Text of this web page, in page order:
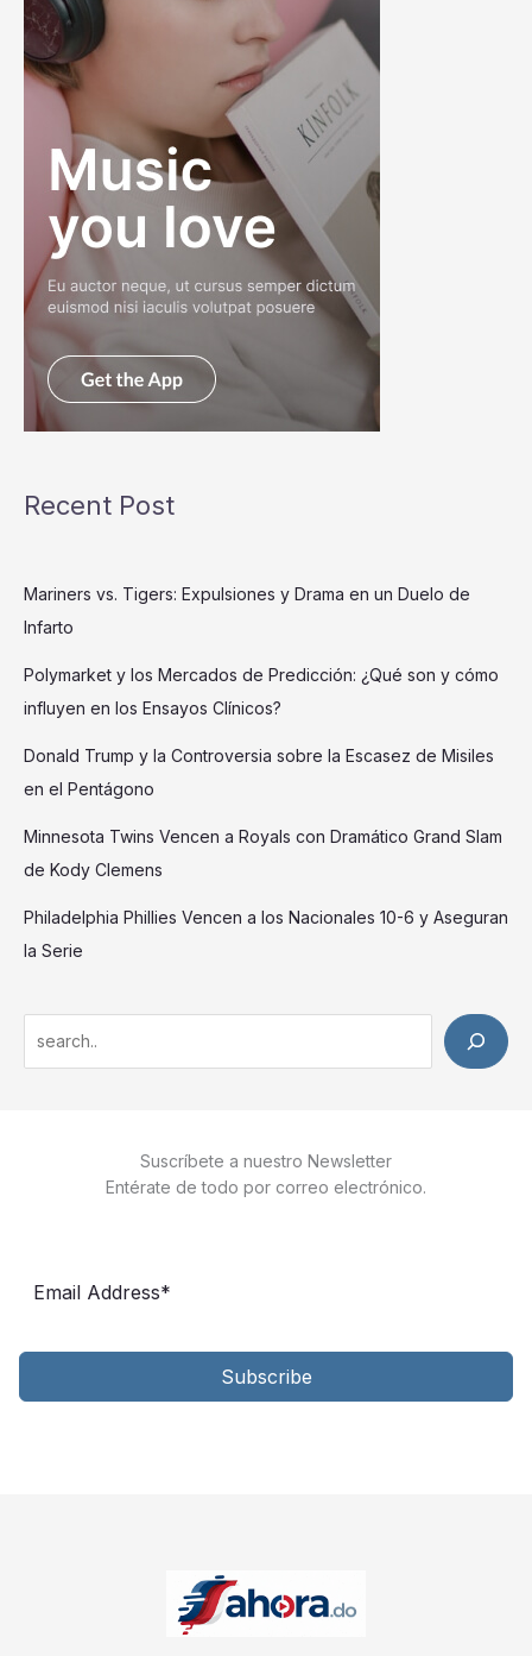
Recent Post
Mariners vs. Tigers: Expulsiones y Drama en un Duelo de
Infarto
Polymarket y los Mercados de Predicción: ¿Qué son y cómo
influyen en los Ensayos Clínicos?
Donald Trump y la Controversia sobre la Escasez de Misiles
en el Pentágono
Minnesota Twins Vencen a Royals con Dramático Grand Slam
de Kody Clemens
Philadelphia Phillies Vencen a los Nacionales 10-6 y Aseguran
la Serie
Suscríbete a nuestro Newsletter
Entérate de todo por correo electrónico.
Subscribe